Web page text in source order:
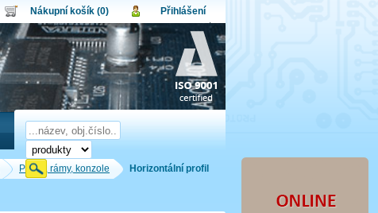
Profily, rámy, konzole
Horizontální profil
Nákupní košík (0)
Nákupní košík je momentálně prázdný.
Obsah košíku
Počet produktů:0
Cena celkem:
0,00 CZK
Přihlášení
Uživatel:
Heslo:
Přihlásit
Zapomenuté heslo Nová registrace